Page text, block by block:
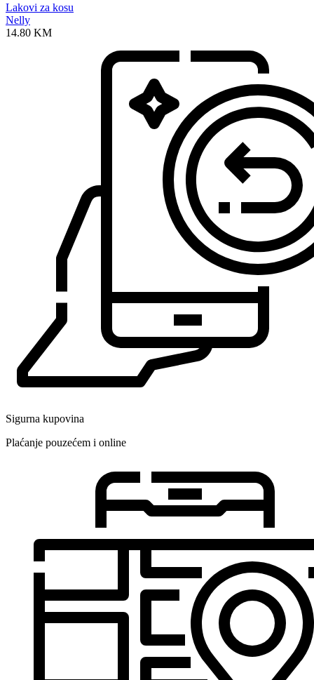
Lakovi za kosu
Nelly
14.80 KM
Sigurna kupovina
Plaćanje pouzećem i online